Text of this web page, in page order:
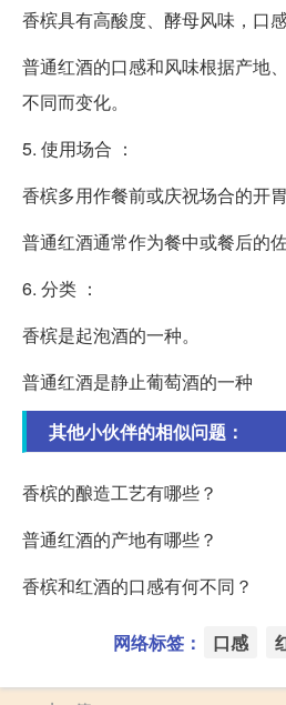
香槟具有高酸度、酵母风味，口
普通红酒的口感和风味根据产地
不同而变化。
5. 使用场合 ：
香槟多用作餐前或庆祝场合的开胃
普通红酒通常作为餐中或餐后的佐
6. 分类 ：
香槟是起泡酒的一种。
普通红酒是静止葡萄酒的一种
其他小伙伴的相似问题：
香槟的酿造工艺有哪些？
普通红酒的产地有哪些？
香槟和红酒的口感有何不同？
网络标签： 口感